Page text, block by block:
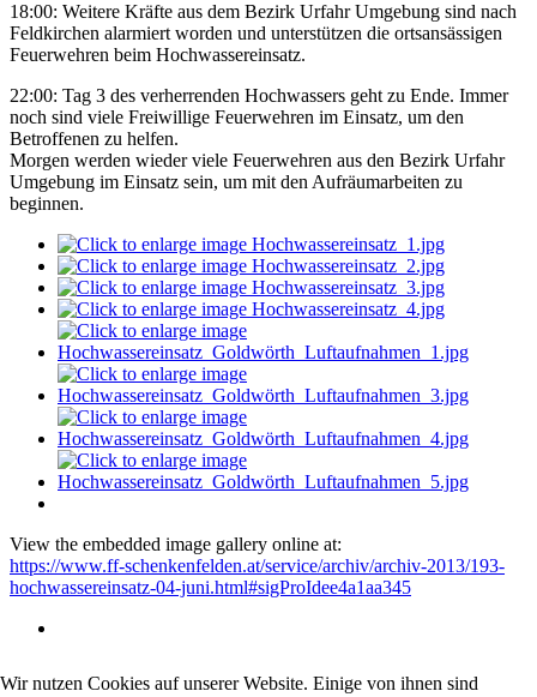
18:00: Weitere Kräfte aus dem Bezirk Urfahr Umgebung sind nach
Feldkirchen alarmiert worden und unterstützen die ortsansässigen
Feuerwehren beim Hochwassereinsatz.
22:00: Tag 3 des verherrenden Hochwassers geht zu Ende. Immer
noch sind viele Freiwillige Feuerwehren im Einsatz, um den
Betroffenen zu helfen.
Morgen werden wieder viele Feuerwehren aus den Bezirk Urfahr
Umgebung im Einsatz sein, um mit den Aufräumarbeiten zu
beginnen.
View the embedded image gallery online at:
https://www.ff-schenkenfelden.at/service/archiv/archiv-2013/193-
hochwassereinsatz-04-juni.html#sigProIdee4a1aa345
Wir nutzen Cookies auf unserer Website. Einige von ihnen sind